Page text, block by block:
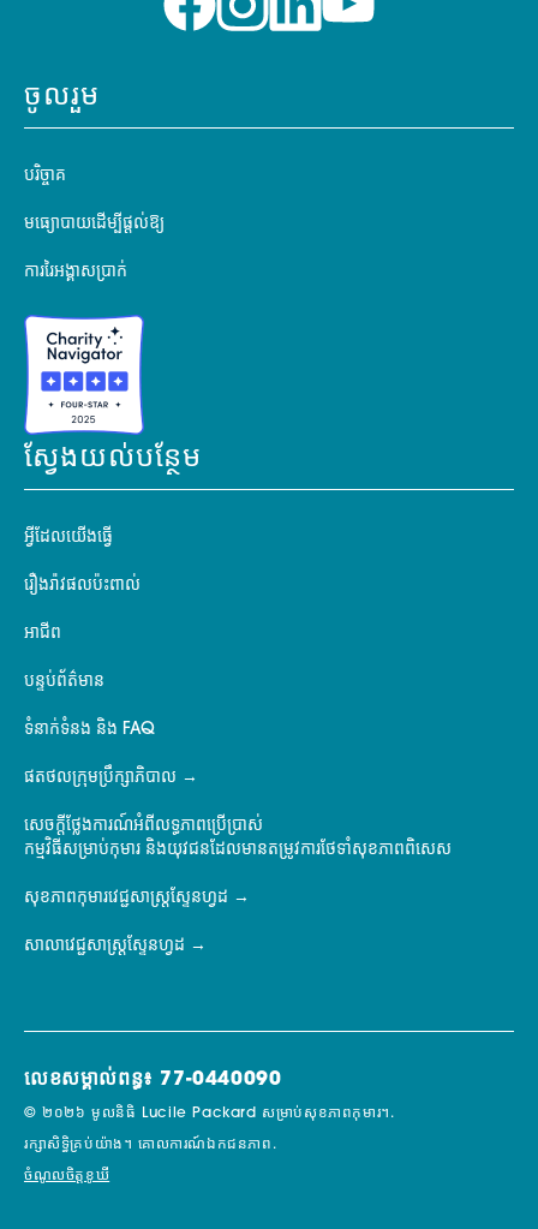
ចូលរួម
បរិច្ចាគ
មធ្យោបាយដើម្បីផ្តល់ឱ្យ
ការរៃអង្គាសប្រាក់
ស្វែងយល់បន្ថែម
អ្វីដែលយើងធ្វើ
រឿងរ៉ាវផលប៉ះពាល់
អាជីព
បន្ទប់ព័ត៌មាន
ទំនាក់ទំនង និង FAQ
ផតថលក្រុមប្រឹក្សាភិបាល
សេចក្តីថ្លែងការណ៍អំពីលទ្ធភាពប្រើប្រាស់
កម្មវិធីសម្រាប់កុមារ និងយុវជនដែលមានតម្រូវការថែទាំសុខភាពពិសេស
សុខភាពកុមារវេជ្ជសាស្ត្រស្ទែនហ្វដ
សាលាវេជ្ជសាស្ត្រស្ទែនហ្វដ
លេខសម្គាល់ពន្ធ៖ 77-0440090
© ២០២៦ មូលនិធិ Lucile Packard សម្រាប់សុខភាពកុមារ។.
រក្សាសិទ្ធិគ្រប់យ៉ាង។ គោលការណ៍ឯកជនភាព.
ចំណូលចិត្តខូឃី